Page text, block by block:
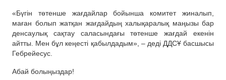
«Бүгін төтенше жағдайлар бойынша комитет жиналып,
маған болып жатқан жағдайдың халықаралық маңызы бар
денсаулық сақтау саласындағы төтенше жағдай екенін
айтты. Мен бұл кеңесті қабылдадым», – деді ДДСҰ басшысы
Гебрейесус.
Абай болыңыздар!